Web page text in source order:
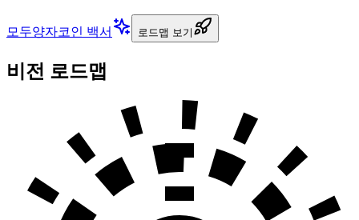
모두양자코인 백서 로드맵 보기
비전 로드맵